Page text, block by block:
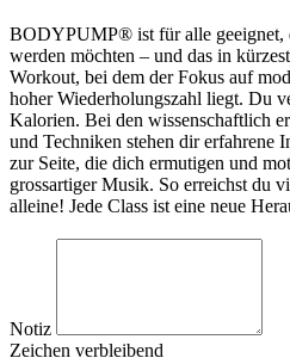
BODYPUMP® ist für alle geeignet,
werden möchten – und das in
Workout, bei dem der Fokus auf
hoher Wiederholungszahl liegt. Du
Kalorien. Bei den wissenschaftlich
und Techniken stehen dir erfahrene
zur Seite, die dich ermutigen und
grossartiger Musik. So erreichst du
alleine! Jede Class ist eine neue
Notiz
Zeichen verbleibend